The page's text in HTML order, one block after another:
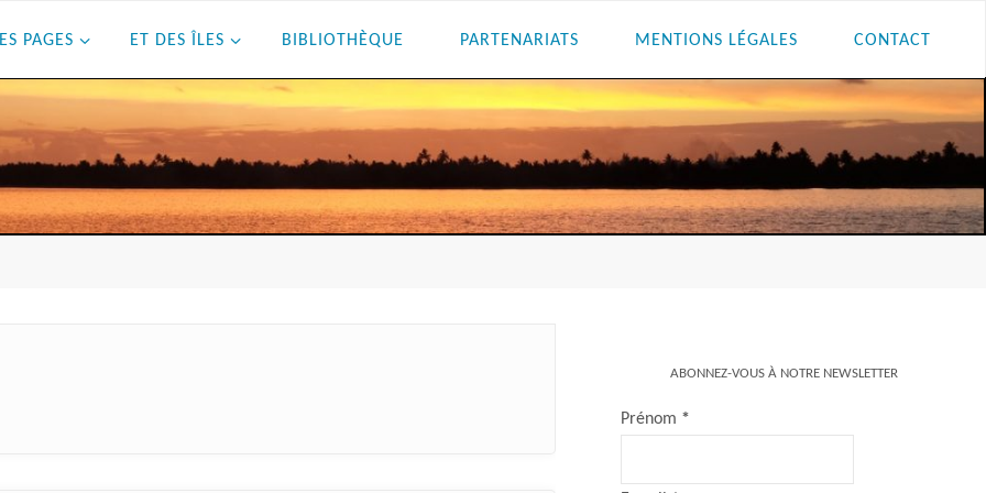
PAGES ET DES ÎLES BIBLIOTHÈQUE PARTENARIATS MENTIONS LÉGALES CONTACT
ABONNEZ-VOUS À NOTRE NEWSLETTER
Prénom *